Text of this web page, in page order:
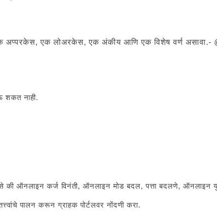
एक अप्परकेस, एक लोअरकेस, एक अंकीय आणि एक विशेष वर्ण असावा.-
शकत नाही.
की ऑनलाइन कर्ज विनंती, ऑनलाइन मोड बदल, पत्ता बदलणे,
पालन करून ग्राहक पोर्टलवर नोंदणी करा.